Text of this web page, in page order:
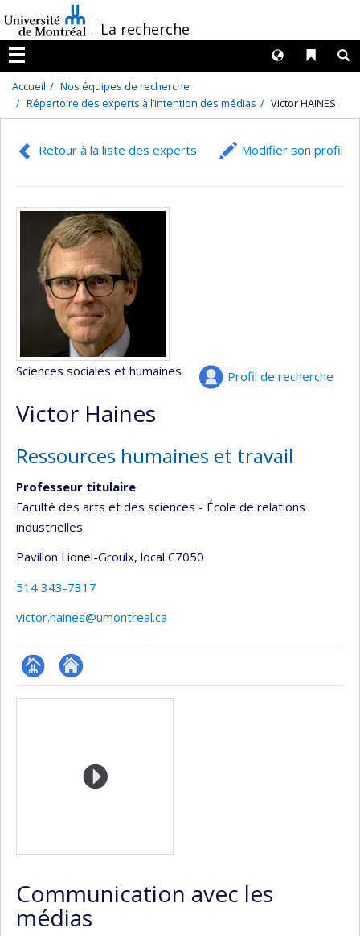
au
contenu
/La recherche
Menu
Liens
Langues
Accueil
Nos équipes de recherche
Répertoire des experts à l’intention des médias
Victor HAINES
Retour à la liste des experts Modifier son profil
Profil de recherche
Sciences sociales et humaines
Victor Haines
Ressources humaines et travail
Professeur titulaire
Faculté des arts et des sciences - École de relations
industrielles
Pavillon Lionel-Groulx, local C7050
514 343-7317
victor.haines@umontreal.ca
Page Autre
Médias
Communication avec les
médias